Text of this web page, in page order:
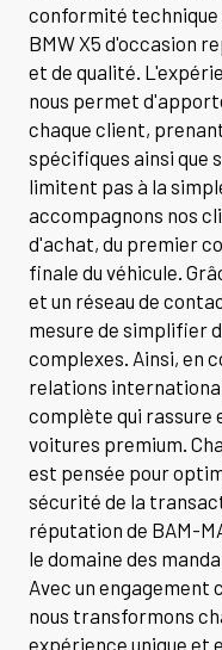
conformité technique
BMW X5 d'occasion
et de qualité.
nous permet
chaque client,
spécifiques ainsi que
limitent pas à la
accompagnons nos
d'achat, du premier
finale du véhicule.
et un réseau de
mesure de simplifier
complexes. Ainsi, en
relations
complète qui rassure
voitures premium.
est pensée pour
sécurité de la
réputation de BAM-
le domaine des
Avec un engagement
nous transformons
expérience unique